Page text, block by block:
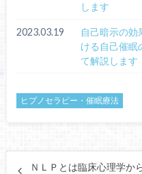
します
2023.03.19
自己暗示の効
ける自己催眠
て解説します
ヒプノセラピー・催眠療法
ＮＬＰとは臨床心理学か